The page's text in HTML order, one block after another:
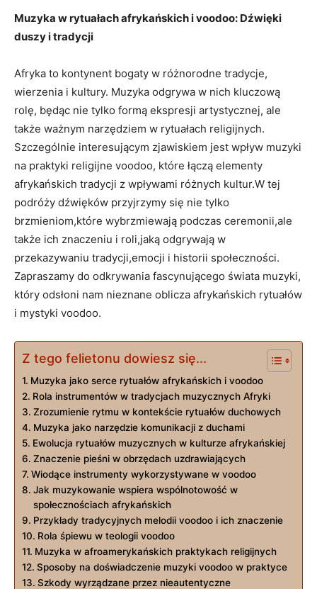
Muzyka w rytuałach afrykańskich i voodoo: Dźwięki
duszy i tradycji
Afryka to kontynent bogaty w różnorodne tradycje,
wierzenia i kultury. Muzyka odgrywa w nich kluczową
rolę, będąc nie tylko formą ekspresji artystycznej, ale
także ważnym narzędziem w rytuałach religijnych.
Szczególnie interesującym zjawiskiem jest wpływ muzyki
na praktyki religijne voodoo, które łączą elementy
afrykańskich tradycji z wpływami różnych kultur.W tej
podróży dźwięków przyjrzymy się nie tylko
brzmieniom,które wybrzmiewają podczas ceremonii,ale
także ich znaczeniu i roli,jaką odgrywają w
przekazywaniu tradycji,emocji i historii społeczności.
Zapraszamy do odkrywania fascynującego świata muzyki,
który odsłoni nam nieznane oblicza afrykańskich rytuałów
i mystyki voodoo.
Z tego felietonu dowiesz się...
Muzyka jako serce rytuałów afrykańskich i voodoo
Rola instrumentów w tradycjach muzycznych Afryki
Zrozumienie rytmu w kontekście rytuałów duchowych
Muzyka jako narzędzie komunikacji z duchami
Ewolucja rytuałów muzycznych w kulturze afrykańskiej
Znaczenie pieśni w obrzędach uzdrawiających
Wiodące instrumenty wykorzystywane w voodoo
Jak muzykowanie wspiera wspólnotowość w
społecznościach afrykańskich
Przykłady tradycyjnych melodii voodoo i ich znaczenie
Rola śpiewu w teologii voodoo
Muzyka w afroamerykańskich praktykach religijnych
Sposoby na doświadczenie muzyki voodoo w praktyce
Szkody wyrządzane przez nieautentyczne